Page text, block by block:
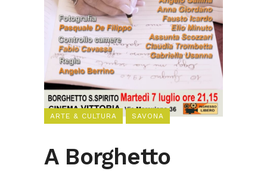
ARTE & CULTURA SAVONA
A Borghetto